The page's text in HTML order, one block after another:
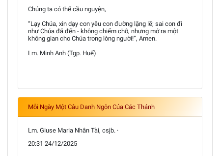
Chúng ta có thể cầu nguyện,
“Lạy Chúa, xin dạy con yêu con đường lặng lẽ; sai con đi
như Chúa đã đến - không chiếm chỗ, nhưng mở ra một
không gian cho Chúa trong lòng người!”, Amen.
Lm. Minh Anh (Tgp. Huế)
Mỗi Ngày Một Câu Danh Ngôn Của Các Thánh
Lm. Giuse Maria Nhân Tài, csjb. ·
20:31 24/12/2025